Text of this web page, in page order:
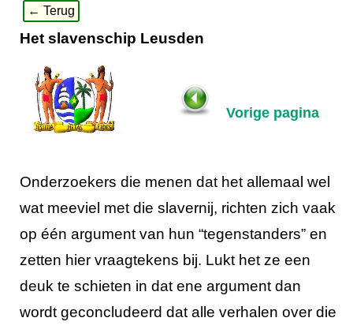
← Terug
Het slavenschip Leusden
Vorige pagina
Onderzoekers die menen dat het allemaal wel
wat meeviel met die slavernij, richten zich vaak
op één argument van hun “tegenstanders” en
zetten hier vraagtekens bij. Lukt het ze een
deuk te schieten in dat ene argument dan
wordt geconcludeerd dat alle verhalen over die